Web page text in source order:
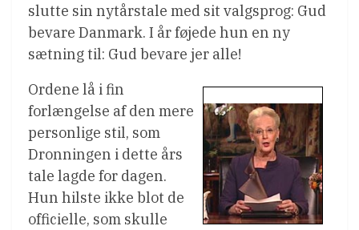
slutte sin nytårstale med sit valgsprog: Gud
bevare Danmark. I år føjede hun en ny
sætning til: Gud bevare jer alle!
Ordene lå i fin
forlængelse af den mere
personlige stil, som
Dronningen i dette års
tale lagde for dagen.
Hun hilste ikke blot de
officielle, som skulle